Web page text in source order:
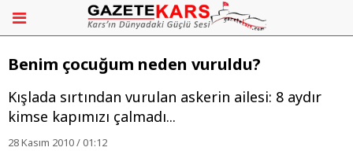
Benim çocuğum neden vuruldu?
Kışlada sırtından vurulan askerin ailesi: 8 aydır
kimse kapımızı çalmadı...
28 Kasım 2010 / 01:12